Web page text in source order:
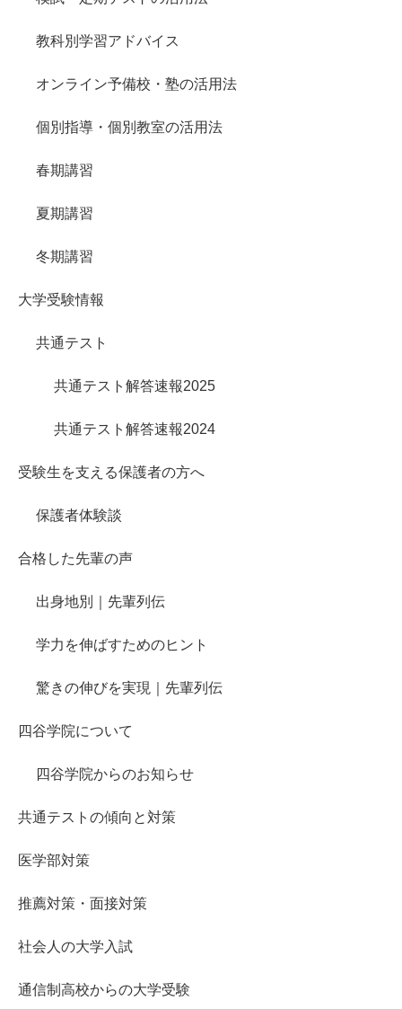
教科別学習アドバイス
オンライン予備校・塾の活用法
個別指導・個別教室の活用法
春期講習
夏期講習
冬期講習
大学受験情報
共通テスト
共通テスト解答速報2025
共通テスト解答速報2024
受験生を支える保護者の方へ
保護者体験談
合格した先輩の声
出身地別｜先輩列伝
学力を伸ばすためのヒント
驚きの伸びを実現｜先輩列伝
四谷学院について
四谷学院からのお知らせ
共通テストの傾向と対策
医学部対策
推薦対策・面接対策
社会人の大学入試
通信制高校からの大学受験